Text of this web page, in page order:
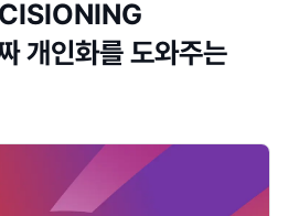
개인화를 도와주는